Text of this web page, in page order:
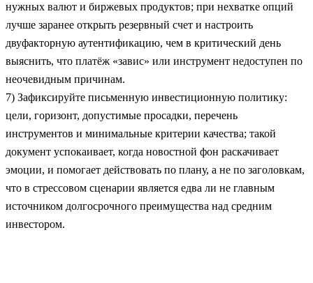
нужных валют и биржевых продуктов; при нехватке опций
лучше заранее открыть резервный счет и настроить
двуфакторную аутентификацию, чем в критический день
выяснить, что платёж «завис» или инструмент недоступен по
неочевидным причинам.
7) Зафиксируйте письменную инвестиционную политику:
цели, горизонт, допустимые просадки, перечень
инструментов и минимальные критерии качества; такой
документ успокаивает, когда новостной фон раскачивает
эмоции, и помогает действовать по плану, а не по заголовкам,
что в стрессовом сценарии является едва ли не главным
источником долгосрочного преимущества над средним
инвестором.